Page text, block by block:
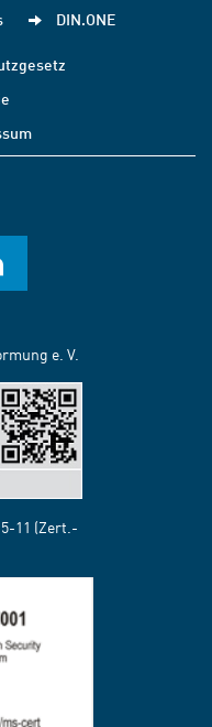
DIN.ONE
e. V.
11 (Zert.-